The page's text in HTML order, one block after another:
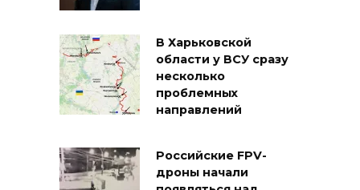
В Харьковской
области у ВСУ сразу
несколько
проблемных
направлений
Российские FPV-
дроны начали